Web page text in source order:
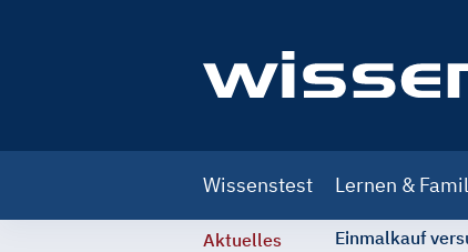
navigation
Wissenstest Lernen &
Aktuelles
Einmalkauf